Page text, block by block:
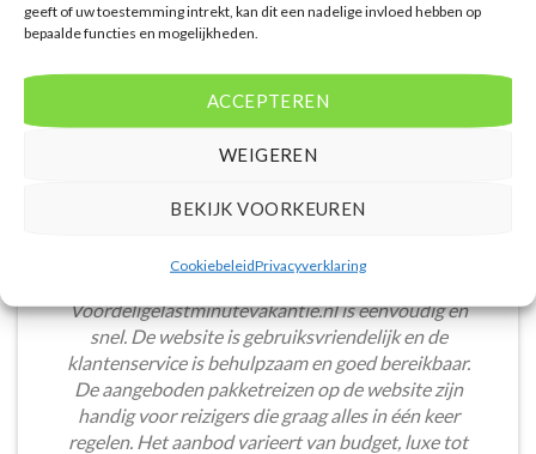
geeft of uw toestemming intrekt, kan dit een nadelige invloed hebben op
bepaalde functies en mogelijkheden.
ACCEPTEREN
WEIGEREN
BEKIJK VOORKEUREN
CookiebeleidPrivacyverklaring
Voordeligelastminutevakantie.nl is eenvoudig en
snel. De website is gebruiksvriendelijk en de
klantenservice is behulpzaam en goed bereikbaar.
De aangeboden pakketreizen op de website zijn
handig voor reizigers die graag alles in één keer
regelen. Het aanbod varieert van budget, luxe tot